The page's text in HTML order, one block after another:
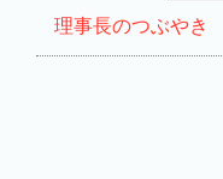
理事長のつぶやき